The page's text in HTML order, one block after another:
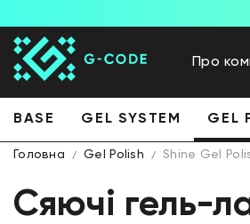
Про
BASE GEL SYSTEM GEL
Головна Gel Polish Shine Gel
Сяючі гель-